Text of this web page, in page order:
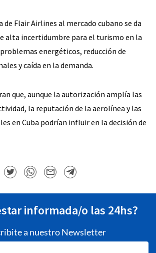
de Flair Airlines al mercado cubano se da
alta incertidumbre para el turismo en la
energéticos, reducción de
y caída en la demanda.
que, aunque la autorización amplía las
la reputación de la aerolínea y las
en Cuba podrían influir en la decisión de
informada/o las 24hs?
a nuestro Newsletter